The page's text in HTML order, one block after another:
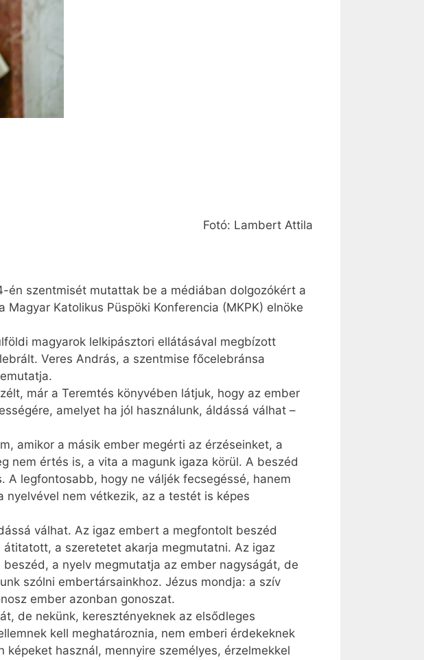
Fotó: Lambert Attila
én szentmisét mutattak be a médiában dolgozókért a
Katolikus Püspöki Konferencia (MKPK) elnöke
magyarok lelkipásztori ellátásával megbízott
Veres András, a szentmise főce­leb­ránsa
már a Teremtés könyvében látjuk, hogy az ember
amelyet ha jól használunk, áldássá válhat –
amikor a másik ember megérti az érzéseinket, a
nem értés is, a vita a magunk igaza körül. A beszéd
legfontosabb, hogy ne váljék fecsegéssé, hanem
nem vétkezik, az a testét is képes
válhat. Az igaz embert a megfontolt beszéd
a szeretetet akarja megmutatni. Az igaz
a nyelv megmutatja az ember nagyságát, de
szólni embertársainkhoz. Jézus mondja: a szív
ember azonban gonoszat.
de nekünk, keresztényeknek az elsődleges
kell meghatároznia, nem emberi érdekeknek
használ, mennyire személyes, érzelmekkel